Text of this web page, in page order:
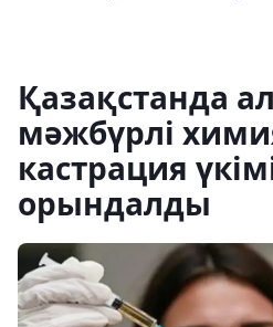
Қазақстанда
мәжбүрлі
кастрация
орындалды